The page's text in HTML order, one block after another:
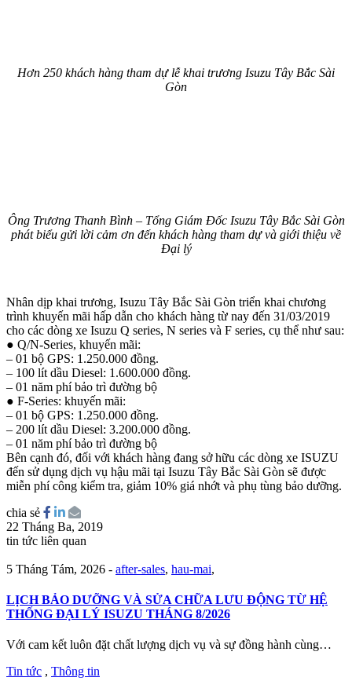
Hơn 250 khách hàng tham dự lễ khai trương Isuzu Tây Bắc Sài
Gòn
Ông Trương Thanh Bình – Tổng Giám Đốc Isuzu Tây Bắc Sài Gòn
phát biểu gửi lời cảm ơn đến khách hàng tham dự và giới thiệu về
Đại lý
Nhân dịp khai trương, Isuzu Tây Bắc Sài Gòn triển khai chương
trình khuyến mãi hấp dẫn cho khách hàng từ nay đến 31/03/2019
cho các dòng xe Isuzu Q series, N series và F series, cụ thể như sau:
● Q/N-Series, khuyến mãi:
– 01 bộ GPS: 1.250.000 đồng.
– 100 lít dầu Diesel: 1.600.000 đồng.
– 01 năm phí bảo trì đường bộ
● F-Series: khuyến mãi:
– 01 bộ GPS: 1.250.000 đồng.
– 200 lít dầu Diesel: 3.200.000 đồng.
– 01 năm phí bảo trì đường bộ
Bên cạnh đó, đối với khách hàng đang sở hữu các dòng xe ISUZU
đến sử dụng dịch vụ hậu mãi tại Isuzu Tây Bắc Sài Gòn sẽ được
miễn phí công kiểm tra, giảm 10% giá nhớt và phụ tùng bảo dưỡng.
chia sẻ
22 Tháng Ba, 2019
tin tức liên quan
5 Tháng Tám, 2026 - after-sales, hau-mai,
LỊCH BẢO DƯỠNG VÀ SỬA CHỮA LƯU ĐỘNG TỪ HỆ
THỐNG ĐẠI LÝ ISUZU THÁNG 8/2026
Với cam kết luôn đặt chất lượng dịch vụ và sự đồng hành cùng…
Tin tức , Thông tin